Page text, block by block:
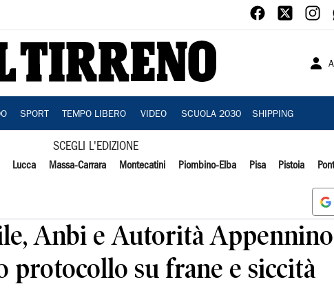
SPORT TEMPO LIBERO VIDEO SCUOLA 2030 SHIPPING
SCEGLI L'EDIZIONE
Lucca Massa-Carrara Montecatini Piombino-Elba Pisa Pistoia
Anbi e Autorità Appennino
protocollo su frane e siccità